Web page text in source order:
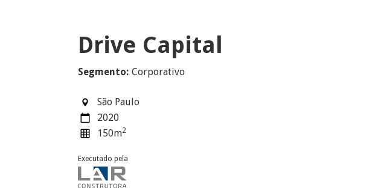
Drive Capital
Segmento: Corporativo
São Paulo
2020
150m2
Executado pela